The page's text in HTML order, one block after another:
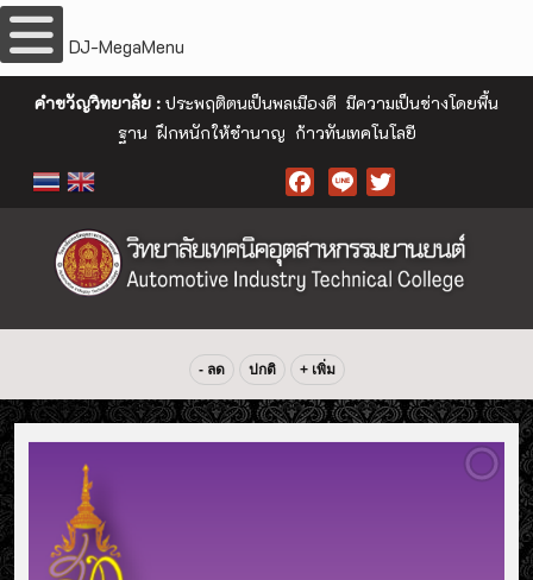
DJ-MegaMenu
คำขวัญวิทยาลัย : ประพฤติตนเป็นพลเมืองดี มีความเป็นช่างโดยพื้น
ฐาน ฝึกหนักให้ชำนาญ ก้าวทันเทคโนโลยี
- ลด ปกติ + เพิ่ม